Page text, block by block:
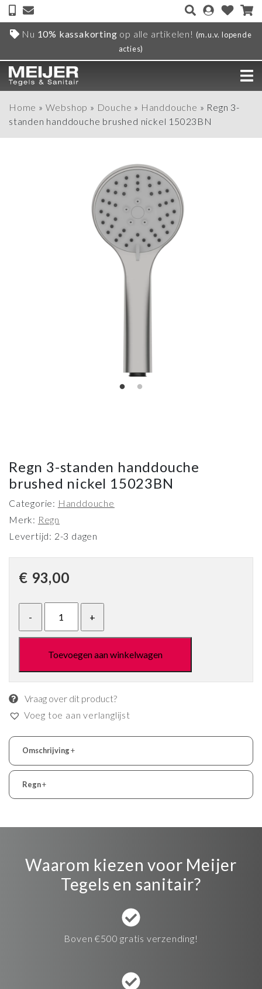
Nu 10% kassakorting op alle artikelen! (m.u.v. lopende
acties)
Home » Webshop » Douche » Handdouche » Regn 3-
standen handdouche brushed nickel 15023BN
Regn 3-standen handdouche
brushed nickel 15023BN
Categorie: Handdouche
Merk: Regn
Levertijd: 2-3 dagen
€ 93,00
Toevoegen aan winkelwagen
Vraag over dit product?
Voeg toe aan verlanglijst
Omschrijving+
Regn+
Waarom kiezen voor Meijer
Tegels en sanitair?
Boven €500 gratis verzending!